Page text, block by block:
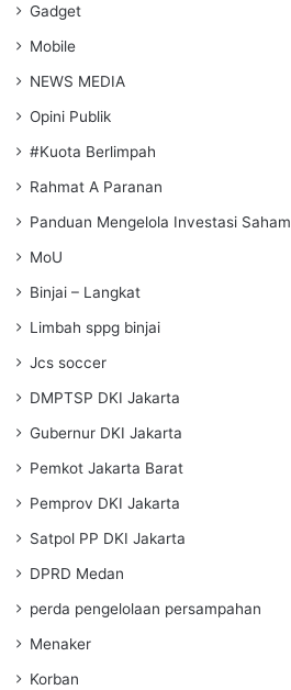
Gadget
Mobile
NEWS MEDIA
Opini Publik
#Kuota Berlimpah
Rahmat A Paranan
Panduan Mengelola Investasi Saham
MoU
Binjai – Langkat
Limbah sppg binjai
Jcs soccer
DMPTSP DKI Jakarta
Gubernur DKI Jakarta
Pemkot Jakarta Barat
Pemprov DKI Jakarta
Satpol PP DKI Jakarta
DPRD Medan
perda pengelolaan persampahan
Menaker
Korban